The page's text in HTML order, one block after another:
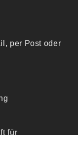
per Post oder
für